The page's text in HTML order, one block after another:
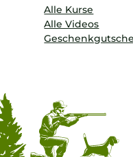
Alle Kurse
Alle Videos